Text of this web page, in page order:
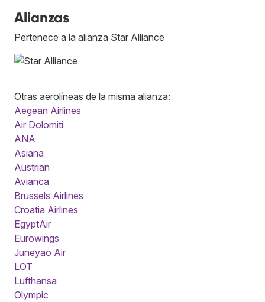
Alianzas
Pertenece a la alianza Star Alliance
Otras aerolíneas de la misma alianza:
Aegean Airlines
Air Dolomiti
ANA
Asiana
Austrian
Avianca
Brussels Airlines
Croatia Airlines
EgyptAir
Eurowings
Juneyao Air
LOT
Lufthansa
Olympic